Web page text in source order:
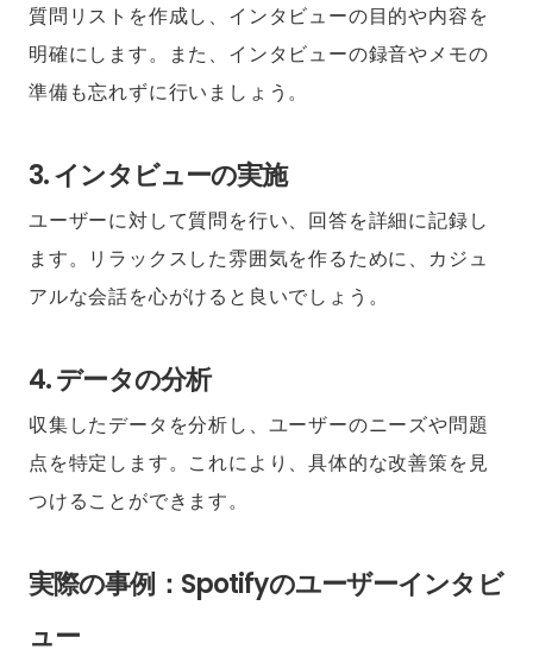
質問リストを作成し、インタビューの目的や内容を
明確にします。また、インタビューの録音やメモの
準備も忘れずに行いましょう。
3. インタビューの実施
ユーザーに対して質問を行い、回答を詳細に記録し
ます。リラックスした雰囲気を作るために、カジュ
アルな会話を心がけると良いでしょう。
4. データの分析
収集したデータを分析し、ユーザーのニーズや問題
点を特定します。これにより、具体的な改善策を見
つけることができます。
実際の事例：Spotifyのユーザーインタビ
ュー